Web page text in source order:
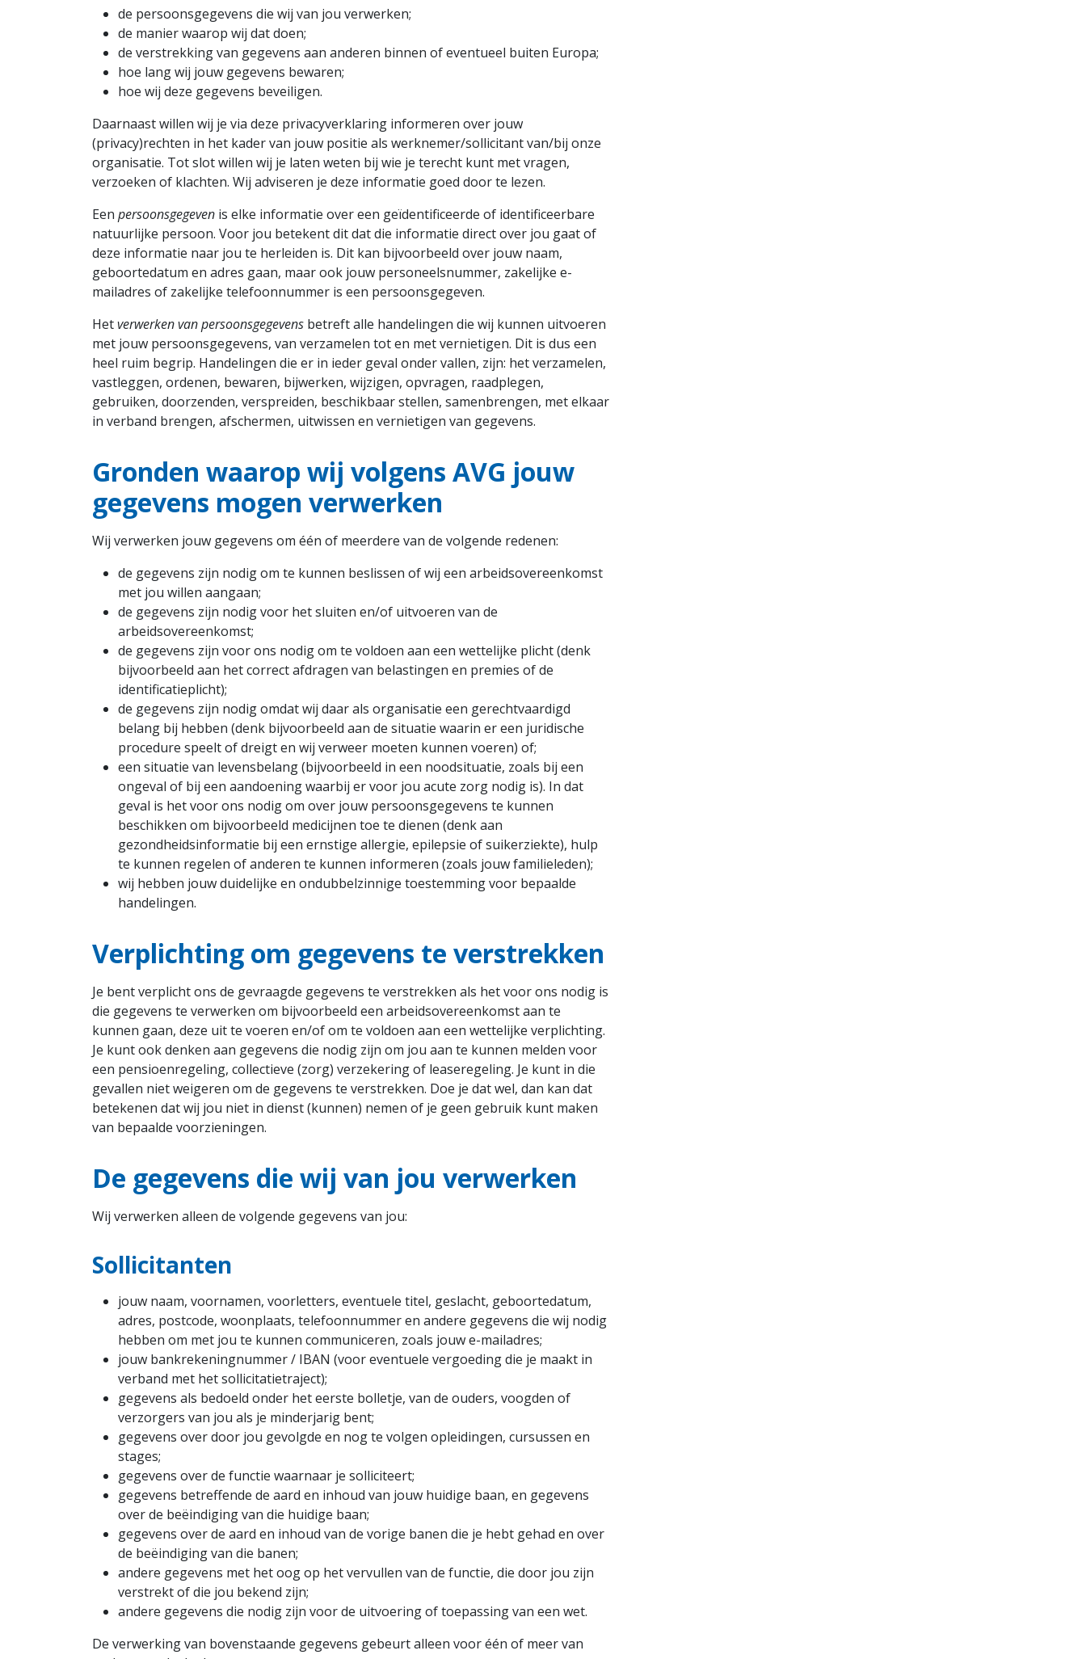
de persoonsgegevens die wij van jou verwerken;
de manier waarop wij dat doen;
de verstrekking van gegevens aan anderen binnen of eventueel buiten Europa;
hoe lang wij jouw gegevens bewaren;
hoe wij deze gegevens beveiligen.
Daarnaast willen wij je via deze privacyverklaring informeren over jouw
(privacy)rechten in het kader van jouw positie als werknemer/sollicitant van/bij onze
organisatie. Tot slot willen wij je laten weten bij wie je terecht kunt met vragen,
verzoeken of klachten. Wij adviseren je deze informatie goed door te lezen.
Een persoonsgegeven is elke informatie over een geïdentificeerde of identificeerbare
natuurlijke persoon. Voor jou betekent dit dat die informatie direct over jou gaat of
deze informatie naar jou te herleiden is. Dit kan bijvoorbeeld over jouw naam,
geboortedatum en adres gaan, maar ook jouw personeelsnummer, zakelijke e-
mailadres of zakelijke telefoonnummer is een persoonsgegeven.
Hetverwerken van persoonsgegevens betreft alle handelingen die wij kunnen uitvoeren
met jouw persoonsgegevens, van verzamelen tot en met vernietigen. Dit is dus een
heel ruim begrip. Handelingen die er in ieder geval onder vallen, zijn: het verzamelen,
vastleggen, ordenen, bewaren, bijwerken, wijzigen, opvragen, raadplegen,
gebruiken, doorzenden, verspreiden, beschikbaar stellen, samenbrengen, met elkaar
in verband brengen, afschermen, uitwissen en vernietigen van gegevens.
Gronden waarop wij volgens AVG jouw
gegevens mogen verwerken
Wij verwerken jouw gegevens om één of meerdere van de volgende redenen:
de gegevens zijn nodig om te kunnen beslissen of wij een arbeidsovereenkomst
met jou willen aangaan;
de gegevens zijn nodig voor het sluiten en/of uitvoeren van de
arbeidsovereenkomst;
de gegevens zijn voor ons nodig om te voldoen aan een wettelijke plicht (denk
bijvoorbeeld aan het correct afdragen van belastingen en premies of de
identificatieplicht);
de gegevens zijn nodig omdat wij daar als organisatie een gerechtvaardigd
belang bij hebben (denk bijvoorbeeld aan de situatie waarin er een juridische
procedure speelt of dreigt en wij verweer moeten kunnen voeren) of;
een situatie van levensbelang (bijvoorbeeld in een noodsituatie, zoals bij een
ongeval of bij een aandoening waarbij er voor jou acute zorg nodig is). In dat
geval is het voor ons nodig om over jouw persoonsgegevens te kunnen
beschikken om bijvoorbeeld medicijnen toe te dienen (denk aan
gezondheidsinformatie bij een ernstige allergie, epilepsie of suikerziekte), hulp
te kunnen regelen of anderen te kunnen informeren (zoals jouw familieleden);
wij hebben jouw duidelijke en ondubbelzinnige toestemming voor bepaalde
handelingen.
Verplichting om gegevens te verstrekken
Je bent verplicht ons de gevraagde gegevens te verstrekken als het voor ons nodig is
die gegevens te verwerken om bijvoorbeeld een arbeidsovereenkomst aan te
kunnen gaan, deze uit te voeren en/of om te voldoen aan een wettelijke verplichting.
Je kunt ook denken aan gegevens die nodig zijn om jou aan te kunnen melden voor
een pensioenregeling, collectieve (zorg) verzekering of leaseregeling. Je kunt in die
gevallen niet weigeren om de gegevens te verstrekken. Doe je dat wel, dan kan dat
betekenen dat wij jou niet in dienst (kunnen) nemen of je geen gebruik kunt maken
van bepaalde voorzieningen.
De gegevens die wij van jou verwerken
Wij verwerken alleen de volgende gegevens van jou:
Sollicitanten
jouw naam, voornamen, voorletters, eventuele titel, geslacht, geboortedatum,
adres, postcode, woonplaats, telefoonnummer en andere gegevens die wij nodig
hebben om met jou te kunnen communiceren, zoals jouw e-mailadres;
jouw bankrekeningnummer / IBAN (voor eventuele vergoeding die je maakt in
verband met het sollicitatietraject);
gegevens als bedoeld onder het eerste bolletje, van de ouders, voogden of
verzorgers van jou als je minderjarig bent;
gegevens over door jou gevolgde en nog te volgen opleidingen, cursussen en
stages;
gegevens over de functie waarnaar je solliciteert;
gegevens betreffende de aard en inhoud van jouw huidige baan, en gegevens
over de beëindiging van die huidige baan;
gegevens over de aard en inhoud van de vorige banen die je hebt gehad en over
de beëindiging van die banen;
andere gegevens met het oog op het vervullen van de functie, die door jou zijn
verstrekt of die jou bekend zijn;
andere gegevens die nodig zijn voor de uitvoering of toepassing van een wet.
De verwerking van bovenstaande gegevens gebeurt alleen voor één of meer van